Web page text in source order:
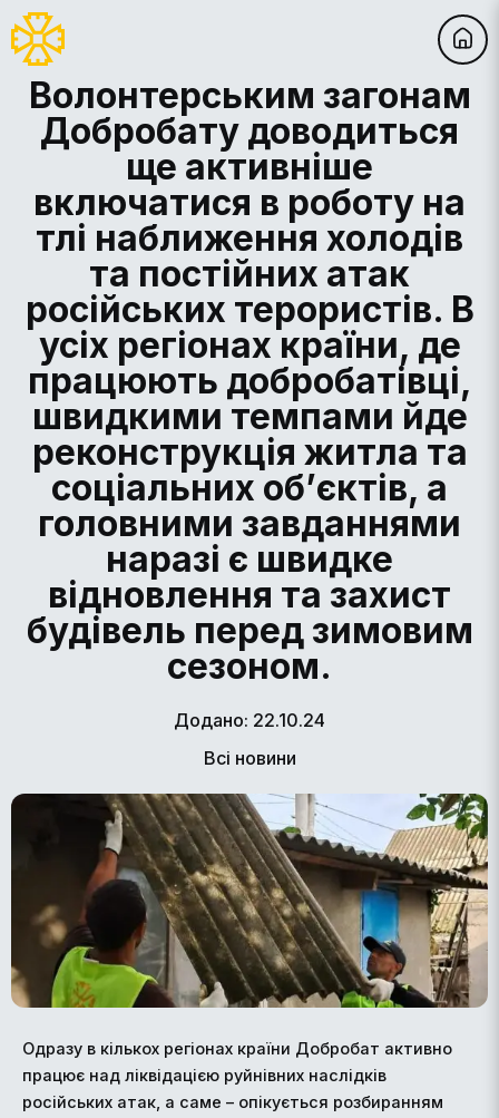
Волонтерським загонам
Добробату доводиться
ще активніше
включатися в роботу на
тлі наближення холодів
та постійних атак
російських терористів. В
усіх регіонах країни, де
працюють добробатівці,
швидкими темпами йде
реконструкція житла та
соціальних об’єктів, а
головними завданнями
наразі є швидке
відновлення та захист
будівель перед зимовим
сезоном.
Додано: 22.10.24
Всі новини
Одразу в кількох регіонах країни Добробат активно
працює над ліквідацією руйнівних наслідків
російських атак, а саме – опікується розбиранням